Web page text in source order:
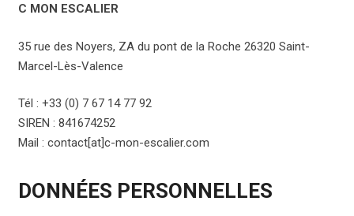
C MON ESCALIER
35 rue des Noyers, ZA du pont de la Roche 26320 Saint-
Marcel-Lès-Valence
Tél : +33 (0) 7 67 14 77 92
SIREN : 841674252
Mail : contact[at]c-mon-escalier.com
DONNÉES PERSONNELLES